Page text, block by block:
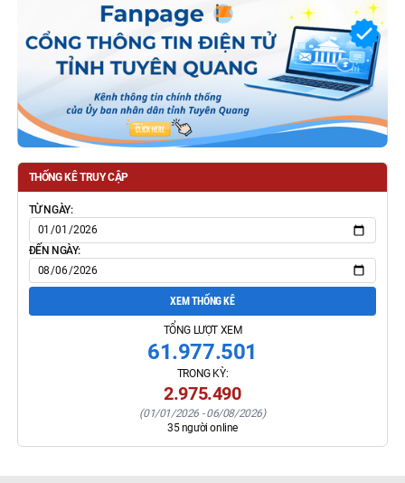
THỐNG KÊ TRUY CẬP
TỪ NGÀY:
ĐẾN NGÀY:
XEM THỐNG KÊ
TỔNG LƯỢT XEM
61.977.501
TRONG KỲ:
2.975.490
(01/01/2026 -06/08/2026)
35người online